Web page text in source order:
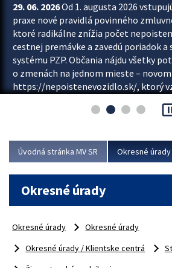
29. 06. 2026Od 1. augusta 2026
praxe nové pravidlá povinného
ktoré radikálne znížia počet
cestnej premávke a zavedú poriadok
systému PZP. Občania nájdu všetky
o zmenách na jednom mieste –
https://nepoistenevozidlo.sk/, ktorý
asociácie poisťovní (SLASPO) a
Viac
Úvodná stránka MV SR Okresné úrady
Okresné úrady
Okresné úrady
Okresné úrady
Okresné úrady / Klientske centrá